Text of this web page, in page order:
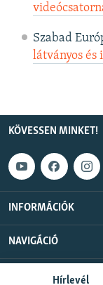
Hírlevél
Szabad
látványos
KÖVESSEN MINKET!
INFORMÁCIÓK
NAVIGÁCIÓ
Szabad